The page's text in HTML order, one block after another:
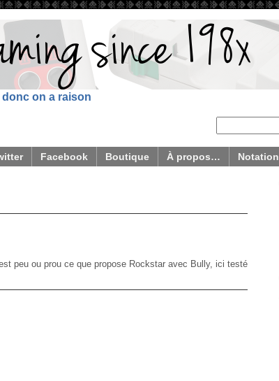
on a raison
Facebook Boutique À propos… Notation
peu ou prou ce que propose Rockstar avec Bully, ici testé